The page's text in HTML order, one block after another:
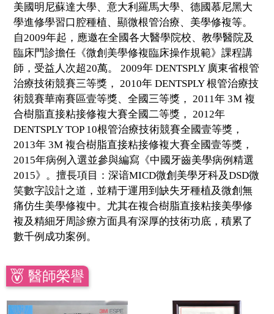
美國明尼蘇達大學、意大利羅馬大學、德國慕尼黑大
學進修學習口腔種植、顯微根管治療、美學修複等。
自2009年起，應邀在全國各大醫學院校、教學醫院及
臨床門診擔任《微創美學修複臨床操作規範》課程講
師，受益人次超20萬。 2009年 DENTSPLY 廣東省根管
治療技術競賽三等獎， 2010年 DENTSPLY 根管治療技
術競賽華南賽區壹等獎、全國三等獎， 2011年 3M 複
合樹脂直接粘接修複大賽全國二等獎， 2012年
DENTSPLY TOP 10根管治療技術競賽全國壹等獎，
2013年 3M 複合樹脂直接粘接修複大賽全國壹等獎，
2015年病例入選並參與編寫《中國牙齒美學病例精選
2015》。擅長項目：深谙MICD微創美學牙科及DSD微
笑數字設計之道，並精于運用到缺失牙種植及微創無
痛仿生美學修複中。尤其在複合樹脂直接粘接美學修
複及精細牙周診療方面具有深厚的技術功底，積累了
數千例成功案例。
醫師榮譽